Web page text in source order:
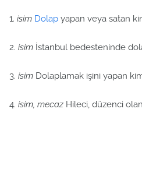
1. isim Dolap yapan veya satan
2. isim İstanbul bedesteninde
3. isim Dolaplamak işini yapan
4. isim, mecaz Hileci, düzenci